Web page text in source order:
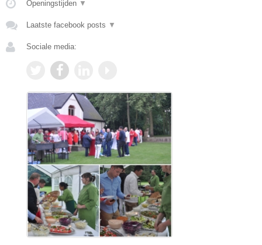
Openingstijden ▼
Laatste facebook posts ▼
Sociale media: